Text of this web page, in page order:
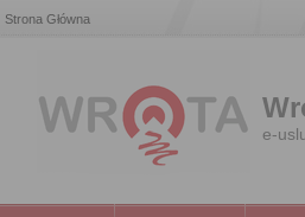
Strona Główna
e-